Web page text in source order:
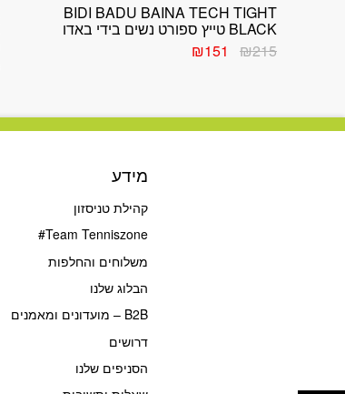
BIDI BADU BAINA TECH TIGHT
BLACK טייץ ספורט נשים בידי באדו
₪215 המחיר₪151
מידע
קהילת טניסזון
Team Tenniszone#
משלוחים והחלפות
הבלוג שלנו
B2B – מועדונים ומאמנים
דרושים
הסניפים שלנו